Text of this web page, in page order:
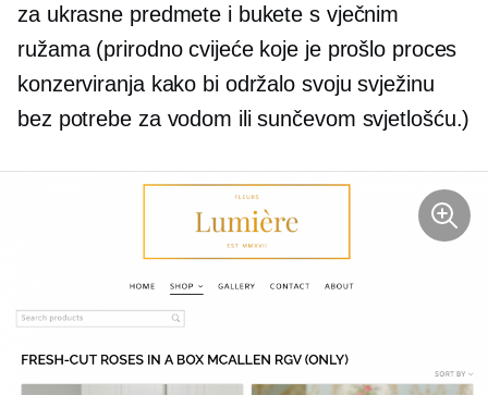
za ukrasne predmete i bukete s vječnim
ružama (prirodno cvijeće koje je prošlo proces
konzerviranja kako bi održalo svoju svježinu
bez potrebe za vodom ili sunčevom svjetlošću.)